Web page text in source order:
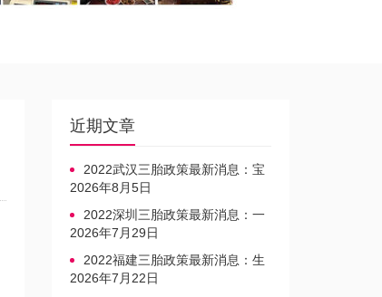
近期文章
2022武汉三胎政策最新消息：宝
宝上户口不再罚款
2026年8月5日
2022深圳三胎政策最新消息：一
文读懂上户口是否罚款
2026年7月29日
2022福建三胎政策最新消息：生
育奖励发放迎新标准
2026年7月22日